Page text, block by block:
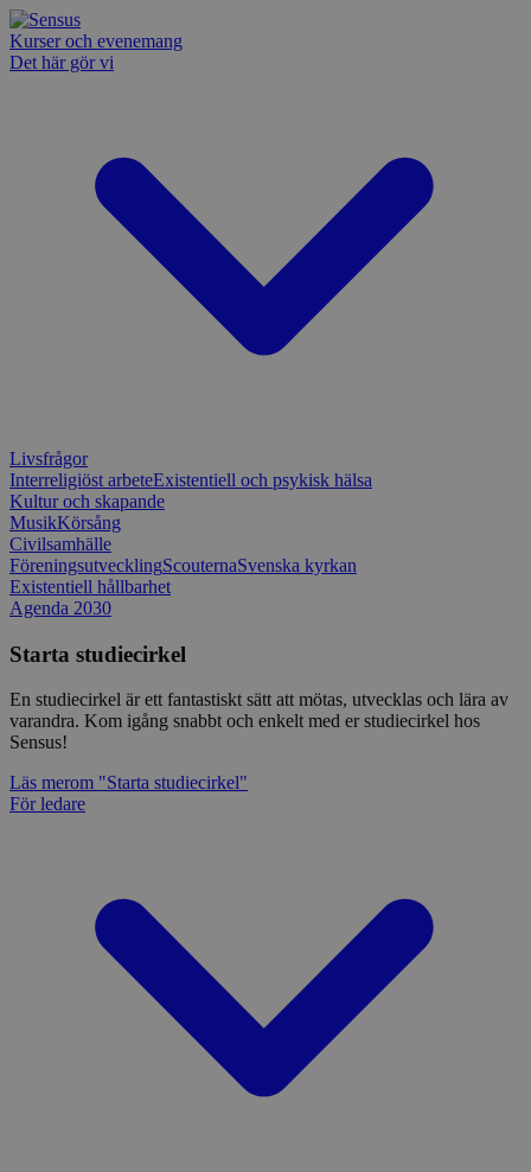
Kurser och evenemang
Det här gör vi
Livsfrågor
Interreligiöst arbeteExistentiell och psykisk hälsa
Kultur och skapande
MusikKörsång
Civilsamhälle
FöreningsutvecklingScouternaSvenska kyrkan
Existentiell hållbarhet
Agenda 2030
Starta studiecirkel
En studiecirkel är ett fantastiskt sätt att mötas, utvecklas och lära av
varandra. Kom igång snabbt och enkelt med er studiecirkel hos
Sensus!
Läs merom "Starta studiecirkel"
För ledare